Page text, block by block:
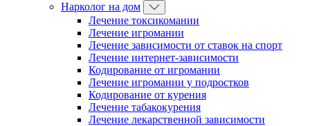
Нарколог на дом
Лечение токсикомании
Лечение игромании
Лечение зависимости от ставок на спорт
Лечение интернет-зависимости
Кодирование от игромании
Лечение игромании у подростков
Кодирование от курения
Лечение табакокурения
Лечение лекарственной зависимости